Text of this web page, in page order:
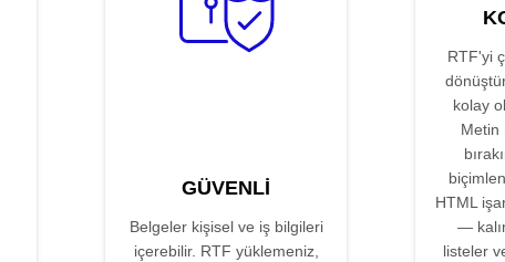
GÜVENLI
Belgeler kişisel ve iş bilgileri
içerebilir. RTF yüklemeniz,
RTF'yi
kolay
Metin
HTML
—
listeler